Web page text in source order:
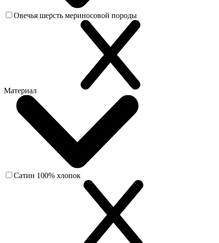
Овечья шерсть мериносовой породы
Материал
Сатин 100% хлопок